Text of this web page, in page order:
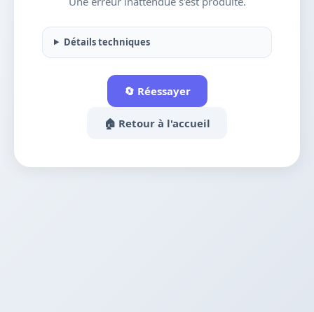
Détails techniques
🔄 Réessayer
🏠 Retour à l'accueil